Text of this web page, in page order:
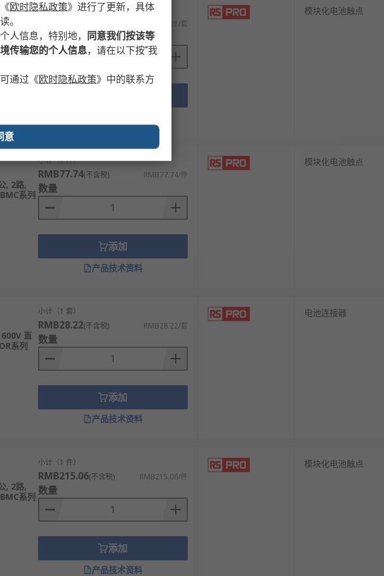
, 2路,
小计（1 套）
RMB110.21/套
数量
模块化电池触点
, 2路,
系列
小计（1 件）
RMB77.74(不含税) RMB77.74/件
数量
添加
产品技术资料
模块化电池触点
直
系列
小计（1 套）
RMB28.22(不含税) RMB28.22/套
数量
添加
产品技术资料
电池连接器
, 2路,
系列
小计（1 件）
RMB215.06(不含税) RMB215.06/件
数量
添加
产品技术资料
模块化电池触点
《欧时隐私政策》 进行了更新，具体
。
人信息，特别地，
同意我们按该等
传输您的个人信息，请在以下按“我
通过 《欧时隐私政策》 中的联系方
意